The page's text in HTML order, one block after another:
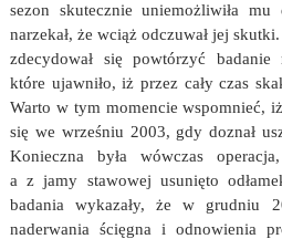
sezon skutecznie uniemożliwiła
narzekał, że wciąż odczuwał jej
zdecydował się powtórzyć badanie
które ujawniło, iż przez cały czas
Warto w tym momencie wspomnieć,
się we wrześniu 2003, gdy doznał
Konieczna była wówczas
a z jamy stawowej usunięto
badania wykazały, że w grudniu
naderwania ścięgna i odnowienia